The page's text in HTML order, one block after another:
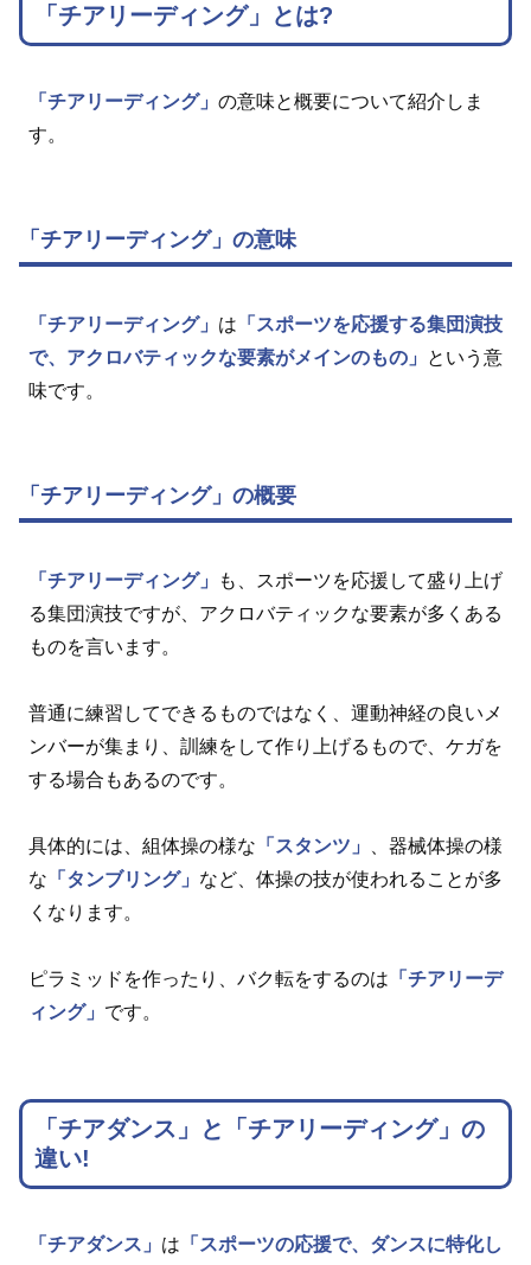
「チアリーディング」とは?
「チアリーディング」 の意味と概要について紹介しま
す。
「チアリーディング」の意味
「チアリーディング」 は 「スポーツを応援する集団演技
で、アクロバティックな要素がメインのもの」
という意
味です。
「チアリーディング」の概要
「チアリーディング」
も、スポーツを応援して盛り上げ
る集団演技ですが、アクロバティックな要素が多くある
ものを言います。
普通に練習してできるものではなく、運動神経の良いメ
ンバーが集まり、訓練をして作り上げるもので、ケガを
する場合もあるのです。
具体的には、組体操の様な 「スタンツ」
、器械体操の様
な 「タンブリング」 など、体操の技が使われることが多
くなります。
ピラミッドを作ったり、バク転をするのは 「チアリーデ
ィング」 です。
「チアダンス」と「チアリーディング」の
違い!
「チアダンス」 は 「スポーツの応援で、ダンスに特化し